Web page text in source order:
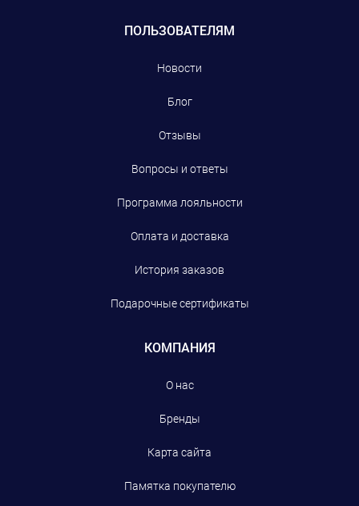
ПОЛЬЗОВАТЕЛЯМ
Новости
Блог
Отзывы
Вопросы и ответы
Программа лояльности
Оплата и доставка
История заказов
Подарочные сертификаты
КОМПАНИЯ
О нас
Бренды
Карта сайта
Памятка покупателю